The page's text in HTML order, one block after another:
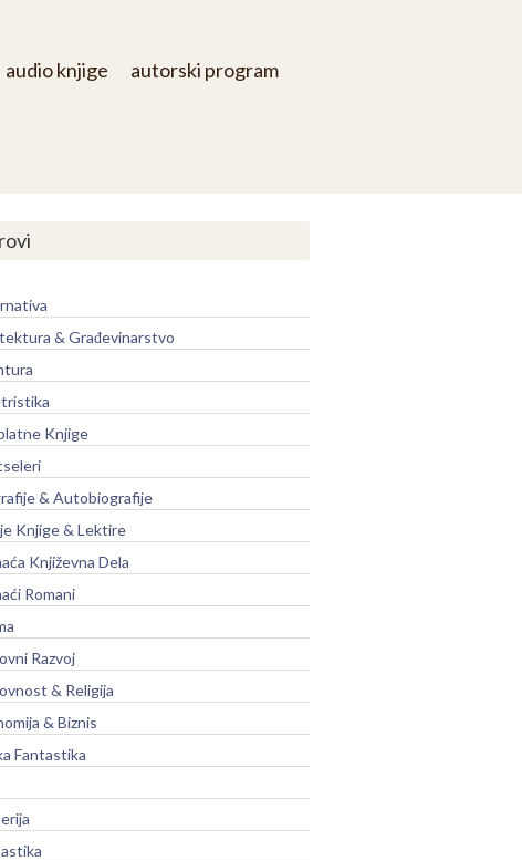
audio knjige autorski program
& Građevinarstvo
Knjige
& Autobiografije
Knjige & Lektire
Književna Dela
Romani
Razvoj
& Religija
& Biznis
Fantastika